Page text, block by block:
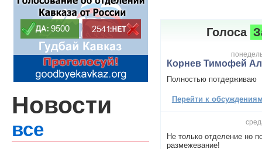
Голоса
Корнев Тимофей
Полностью потдерживаю
Перейти к
Не только отделение но
размежевание!
Новости
все